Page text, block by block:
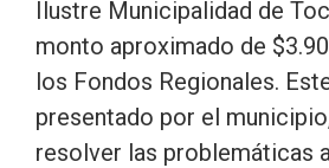
Ilustre Municipalidad de
monto aproximado de
los Fondos Regionales.
presentado por el
resolver las problemáticas